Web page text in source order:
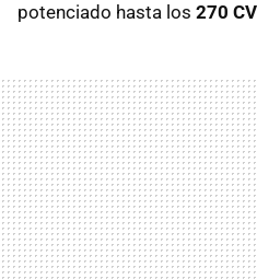
potenciado hasta los 270 CV